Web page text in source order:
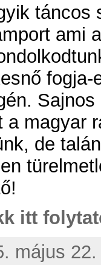
táncos
ami
fogja-
a magyar
de
itt
május